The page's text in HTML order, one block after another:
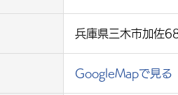
兵庫県三木市加佐
GoogleMapで見る